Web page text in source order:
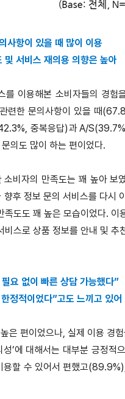
사항이 있을 때 많이 이용
및 서비스 재의용 의향은 높아
를 이용해본 소비자들의 경
련한 문의사항이 있을 때
중복응답)과 A/
의도 많이 하는 편이었다.
소비자의 만족도는 꽤 높아
후 정보 문의 서비스를 다시
도도 꽤 높은 모습이었다.
스로 상품 정보를 안내 및 추
요 없이 빠른 상담 가능했다”
정적이었다”고도 느끼고 있어
은 편이었으나, 실제 이용 경
’에 대해서는 대부분 긍정
용할 수 있어서 편했고